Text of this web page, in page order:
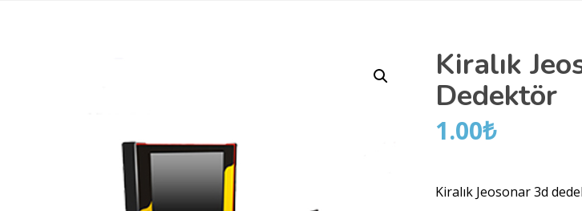
Kiralık
Dedektör
1.00₺
Kiralık Jeosonar 3d